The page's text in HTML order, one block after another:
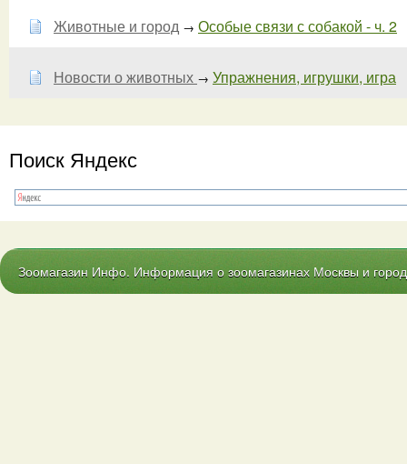
Животные и город → Особые связи с собакой - ч. 2
Новости о животных → Упражнения, игрушки, игра
Поиск Яндекс
Зоомагазин Инфо. Информация о зоомагазинах Москвы и